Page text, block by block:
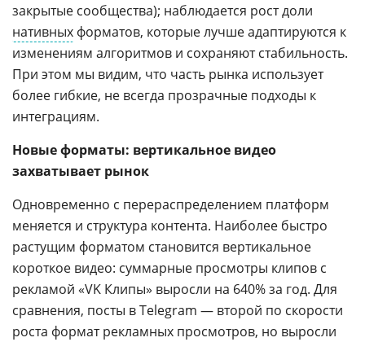
закрытые сообщества); наблюдается рост доли
нативных форматов, которые лучше адаптируются к
изменениям алгоритмов и сохраняют стабильность.
При этом мы видим, что часть рынка использует
более гибкие, не всегда прозрачные подходы к
интеграциям.
Новые форматы: вертикальное видео
захватывает рынок
Одновременно с перераспределением платформ
меняется и структура контента. Наиболее быстро
растущим форматом становится вертикальное
короткое видео: суммарные просмотры клипов с
рекламой «VK Клипы» выросли на 640% за год. Для
сравнения, посты в Telegram — второй по скорости
роста формат рекламных просмотров, но выросли